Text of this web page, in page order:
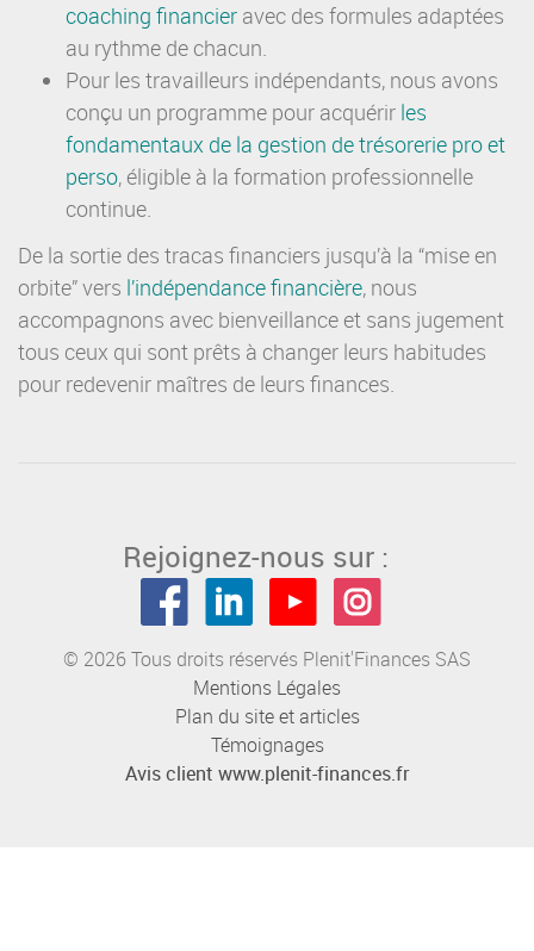
coaching financier avec des formules adaptées
au rythme de chacun.
Pour les travailleurs indépendants, nous avons
conçu un programme pour acquérir les
fondamentaux de la gestion de trésorerie pro et
perso, éligible à la formation professionnelle
continue.
De la sortie des tracas financiers jusqu’à la “mise en
orbite” vers l’indépendance financière, nous
accompagnons avec bienveillance et sans jugement
tous ceux qui sont prêts à changer leurs habitudes
pour redevenir maîtres de leurs finances.
Rejoignez-nous sur :
© 2026 Tous droits réservés Plenit'Finances SAS
Mentions Légales
Plan du site et articles
Témoignages
Avis client www.plenit-finances.fr